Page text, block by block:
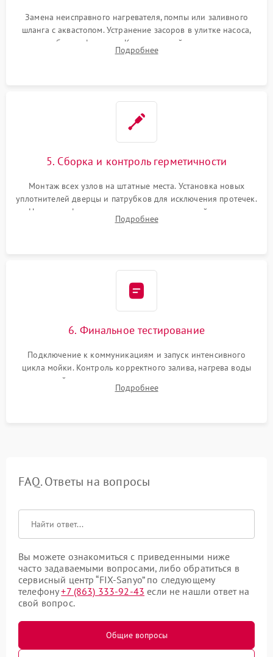
Замена неисправного нагревателя, помпы или заливного
шланга с аквастопом. Устранение засоров в улитке насоса,
патрубках и фильтрах. Компонентный ремонт платы
управления, восстановление поврежденной проводки.
Подробнее
5. Сборка и контроль герметичности
Монтаж всех узлов на штатные места. Установка новых
уплотнителей дверцы и патрубков для исключения протечек.
Надежная фиксация хомутов гидравлической системы,
сборка корпуса и установка датчика поплавка.
Подробнее
6. Финальное тестирование
Подключение к коммуникациям и запуск интенсивного
цикла мойки. Контроль корректного залива, нагрева воды
до нужной температуры, отсутствия посторонних шумов,
штатного слива и абсолютной сухости в поддоне.
Подробнее
FAQ. Ответы на вопросы
Вы можете ознакомиться с приведенными ниже
часто задаваемыми вопросами, либо обратиться в
сервисный центр “FIX-Sanyo” по следующему
телефону+7 (863) 333-92-43 если не нашли ответ на
свой вопрос.
Общие вопросы